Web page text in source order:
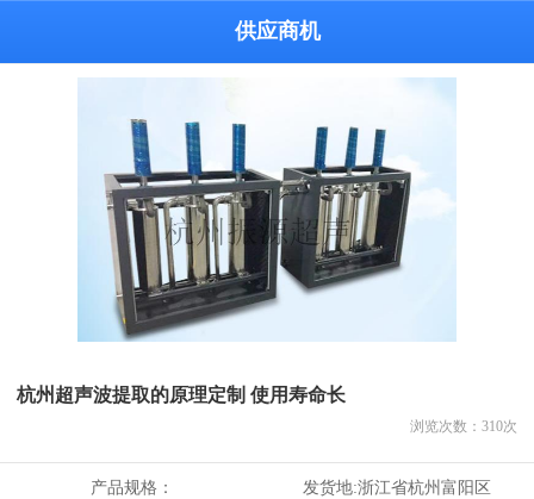
供应商机
杭州超声波提取的原理定制 使用寿命长
浏览次数： 310次
产品规格： 发货地:浙江省杭州富阳区